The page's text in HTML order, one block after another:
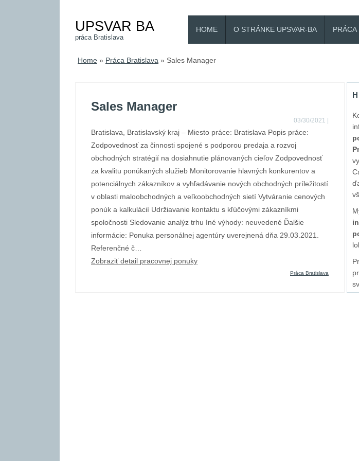
UPSVAR BA
práca Bratislava
HOME O STRÁNKE UPSVAR-BA PRÁCA
Home » Práca Bratislava » Sales Manager
Sales Manager
03/30/2021
Bratislava, Bratislavský kraj – Miesto práce: Bratislava Popis práce:
Zodpovednosť za činnosti spojené s podporou predaja a rozvoj
obchodných stratégií na dosiahnutie plánovaných cieľov Zodpovednosť
za kvalitu ponúkaných služieb Monitorovanie hlavných konkurentov a
potenciálnych zákazníkov a vyhľadávanie nových obchodných príležitostí
v oblasti maloobchodných a veľkoobchodných sietí Vytváranie cenových
ponúk a kalkulácií Udržiavanie kontaktu s kľúčovými zákazníkmi
spoločnosti Sledovanie analýz trhu Iné výhody: neuvedené Ďalšie
informácie: Ponuka personálnej agentúry uverejnená dňa 29.03.2021.
Referenčné č…
Zobraziť detail pracovnej ponuky
Práca Bratislava